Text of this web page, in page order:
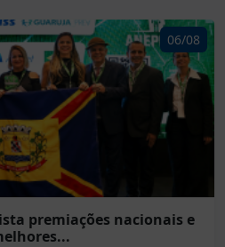
06/08
premiações nacionais e